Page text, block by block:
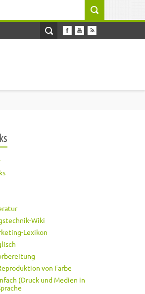
Wiki
Lexikon
von Farbe
(Druck und Medien in